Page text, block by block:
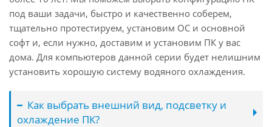
под ваши задачи, быстро и качественно соберем,
тщательно протестируем, установим ОС и основной
софт и, если нужно, доставим и установим ПК у вас
дома. Для компьютеров данной серии будет нелишним
установить хорошую систему водяного охлаждения.
Как выбрать внешний вид, подсветку и
охлаждение ПК?